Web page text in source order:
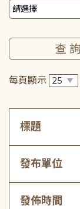
每頁顯示
標題
發布單位
發佈時間